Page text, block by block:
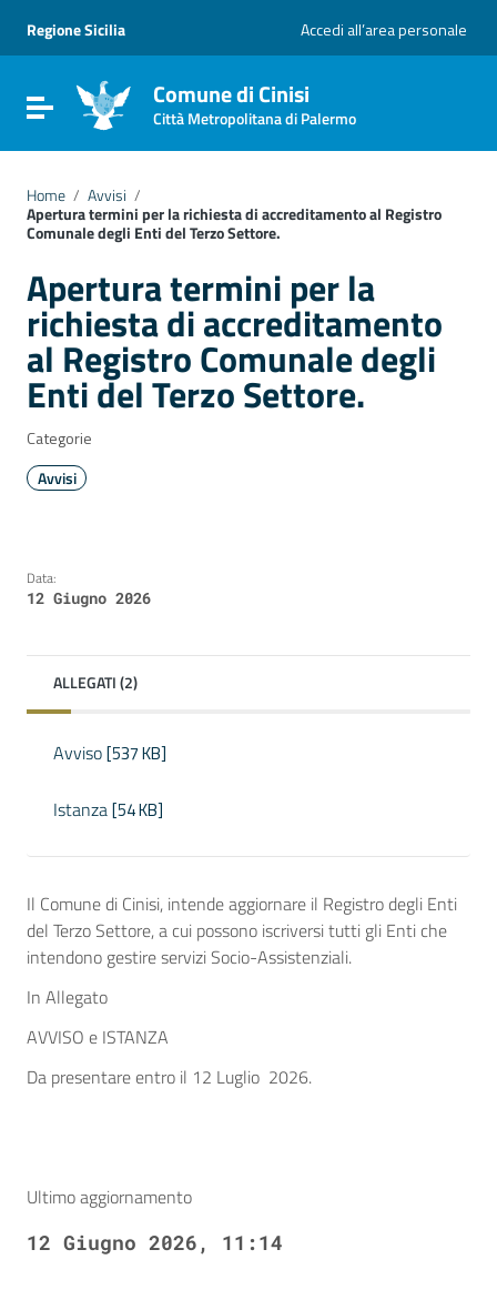
Vai al menu di navigazione
Vai al footer
Regione Sicilia Accedi all’area personale
Attiva / disattiva la navigazione
Comune di Cinisi
Città Metropolitana di Palermo
Home / Avvisi /
Apertura termini per la richiesta di accreditamento al Registro
Comunale degli Enti del Terzo Settore.
Apertura termini per la
richiesta di accreditamento
al Registro Comunale degli
Enti del Terzo Settore.
Categorie
Avvisi
Data:
12 Giugno 2026
ALLEGATI (2)
Avviso[537 KB]
Istanza[54 KB]
Il Comune di Cinisi, intende aggiornare il Registro degli Enti
del Terzo Settore, a cui possono iscriversi tutti gli Enti che
intendono gestire servizi Socio-Assistenziali.
In Allegato
AVVISO e ISTANZA
Da presentare entro il 12 Luglio 2026.
Ultimo aggiornamento
12 Giugno 2026, 11:14